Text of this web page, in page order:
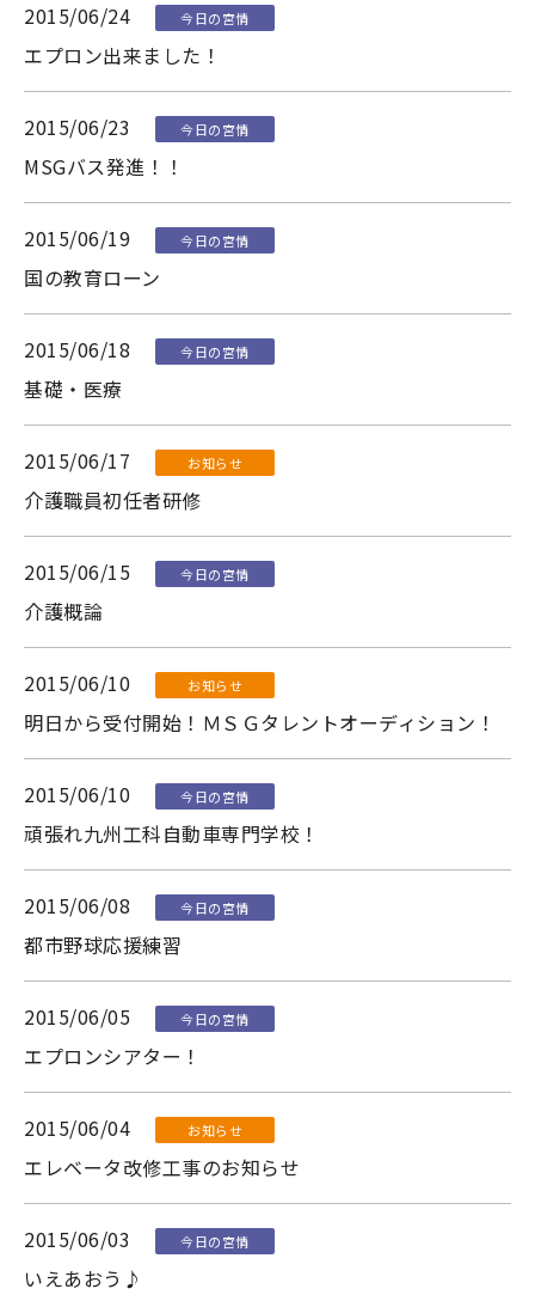
2015/06/24 今日の宮情
エプロン出来ました！
2015/06/23 今日の宮情
MSGバス発進！！
2015/06/19 今日の宮情
国の教育ローン
2015/06/18 今日の宮情
基礎・医療
2015/06/17 お知らせ
介護職員初任者研修
2015/06/15 今日の宮情
介護概論
2015/06/10 お知らせ
明日から受付開始！ＭＳＧタレントオーディション！
2015/06/10 今日の宮情
頑張れ九州工科自動車専門学校！
2015/06/08 今日の宮情
都市野球応援練習
2015/06/05 今日の宮情
エプロンシアター！
2015/06/04 お知らせ
エレベータ改修工事のお知らせ
2015/06/03 今日の宮情
いえあおう♪